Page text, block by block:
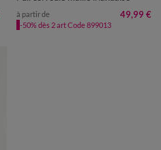
à partir de 49,99 €
-50% dès 2 art Code 899013